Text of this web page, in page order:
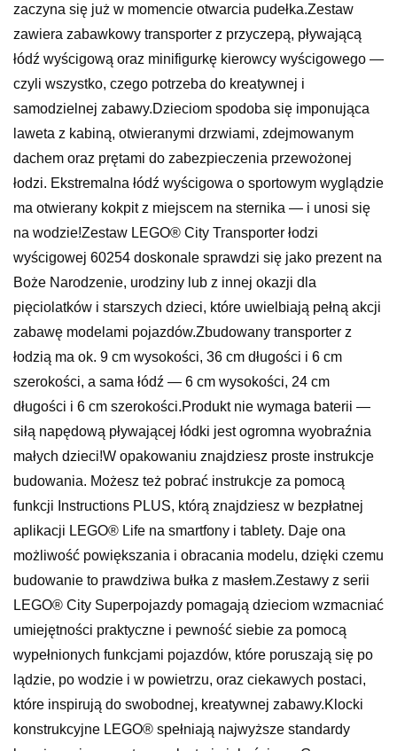
zaczyna się już w momencie otwarcia pudełka.Zestaw
zawiera zabawkowy transporter z przyczepą, pływającą
łódź wyścigową oraz minifigurkę kierowcy wyścigowego —
czyli wszystko, czego potrzeba do kreatywnej i
samodzielnej zabawy.Dzieciom spodoba się imponująca
laweta z kabiną, otwieranymi drzwiami, zdejmowanym
dachem oraz prętami do zabezpieczenia przewożonej
łodzi. Ekstremalna łódź wyścigowa o sportowym wyglądzie
ma otwierany kokpit z miejscem na sternika — i unosi się
na wodzie!Zestaw LEGO® City Transporter łodzi
wyścigowej 60254 doskonale sprawdzi się jako prezent na
Boże Narodzenie, urodziny lub z innej okazji dla
pięciolatków i starszych dzieci, które uwielbiają pełną akcji
zabawę modelami pojazdów.Zbudowany transporter z
łodzią ma ok. 9 cm wysokości, 36 cm długości i 6 cm
szerokości, a sama łódź — 6 cm wysokości, 24 cm
długości i 6 cm szerokości.Produkt nie wymaga baterii —
siłą napędową pływającej łódki jest ogromna wyobraźnia
małych dzieci!W opakowaniu znajdziesz proste instrukcje
budowania. Możesz też pobrać instrukcje za pomocą
funkcji Instructions PLUS, którą znajdziesz w bezpłatnej
aplikacji LEGO® Life na smartfony i tablety. Daje ona
możliwość powiększania i obracania modelu, dzięki czemu
budowanie to prawdziwa bułka z masłem.Zestawy z serii
LEGO® City Superpojazdy pomagają dzieciom wzmacniać
umiejętności praktyczne i pewność siebie za pomocą
wypełnionych funkcjami pojazdów, które poruszają się po
lądzie, po wodzie i w powietrzu, oraz ciekawych postaci,
które inspirują do swobodnej, kreatywnej zabawy.Klocki
konstrukcyjne LEGO® spełniają najwyższe standardy